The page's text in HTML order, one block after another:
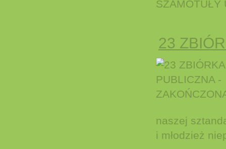
23
naszej
i młodzież